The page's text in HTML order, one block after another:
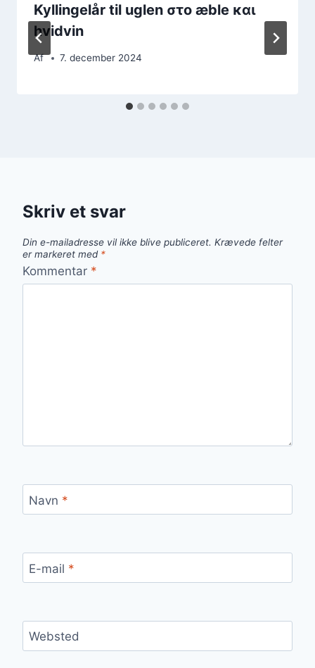
Kyllingelår til uglen στο æble και
hvidvin
Af 7. december 2024
Skriv et svar
Din e-mailadresse vil ikke blive publiceret. Krævede felter
er markeret med *
Kommentar *
Navn *
E-mail *
Websted